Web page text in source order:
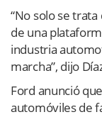
“No solo se
de una
industria
marcha”, dijo
Ford anunció
automóviles de